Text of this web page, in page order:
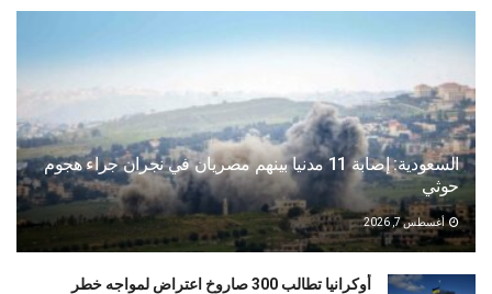
السعودية: إصابة 11 مدنيا بينهم مصريان في نجران جراء هجوم
حوثي
أغسطس 7, 2026
أوكرانيا تطالب 300 صاروخ اعتراض لمواجه خطر